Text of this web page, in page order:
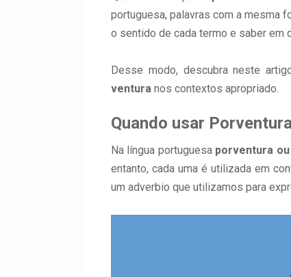
portuguesa, palavras com a mesma
o sentido de cada termo e saber em
Desse modo, descubra neste
ventura nos contextos apropriado.
Quando usar
Na língua portuguesa porventura
entanto, cada uma é utilizada em
um adverbio que utilizamos para